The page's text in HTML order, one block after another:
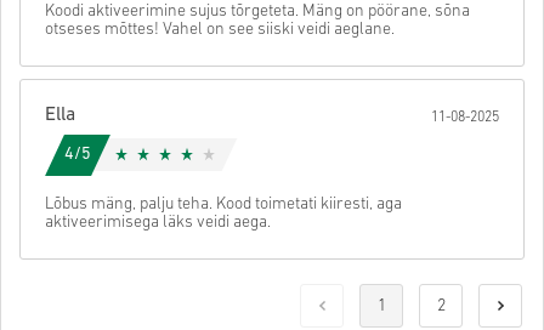
Koodi aktiveerimine sujus tõrgeteta. Mäng on pöörane, sõna
otseses mõttes! Vahel on see siiski veidi aeglane.
Ella 11-08-2025
4/5
Lõbus mäng, palju teha. Kood toimetati kiiresti, aga
aktiveerimisega läks veidi aega.
1 2